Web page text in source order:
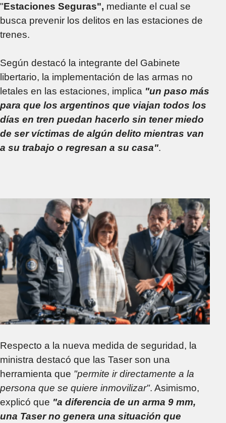
"Estaciones Seguras", mediante el cual se
busca prevenir los delitos en las estaciones de
trenes.
Según destacó la integrante del Gabinete
libertario, la implementación de las armas no
letales en las estaciones, implica "un paso más
para que los argentinos que viajan todos los
días en tren puedan hacerlo sin tener miedo
de ser víctimas de algún delito mientras van
a su trabajo o regresan a su casa".
Respecto a la nueva medida de seguridad, la
ministra destacó que las Taser son una
herramienta que "permite ir directamente a la
persona que se quiere inmovilizar". Asimismo,
explicó que "a diferencia de un arma 9 mm,
una Taser no genera una situación que